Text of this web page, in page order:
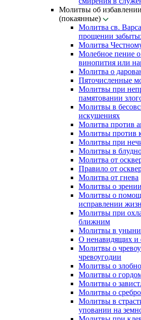
Молитвы об избавлении
(покаянные)
Молитва св.
прощении
Молитва
Молебное пение
винопития или
Молитва о
Пяточисленные
Молитвы при
памятовании
Молитвы в
искушениях
Молитва против
Молитвы против
Молитвы при
Молитвы в
Молитва от
Правило от
Молитва от гнева
Молитвы о
Молитвы о
исправлении
Молитвы при
ближним
Молитвы в
О ненавидящих и
Молитвы о
чревоугодии
Молитвы о
Молитвы о
Молитвы о
Молитвы о
Молитвы в
уповании на